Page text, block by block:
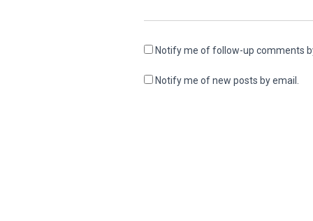
Notify me of follow-up comments
Notify me of new posts by email.